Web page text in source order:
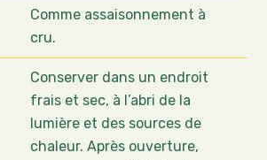
Comme assaisonnement à
cru.
Conserver dans un endroit
frais et sec, à l’abri de la
lumière et des sources de
chaleur. Après ouverture,